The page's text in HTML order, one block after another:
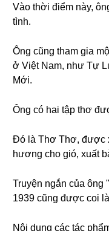
Vào thời điểm này,
tình.
Ông cũng tham gia
ở Việt Nam, như Tự
Mới.
Ông có hai tập thơ
Đó là Thơ Thơ, được
hương cho gió, xuất
Truyện ngắn của ông
1939 cũng được coi
Nội dung các tác